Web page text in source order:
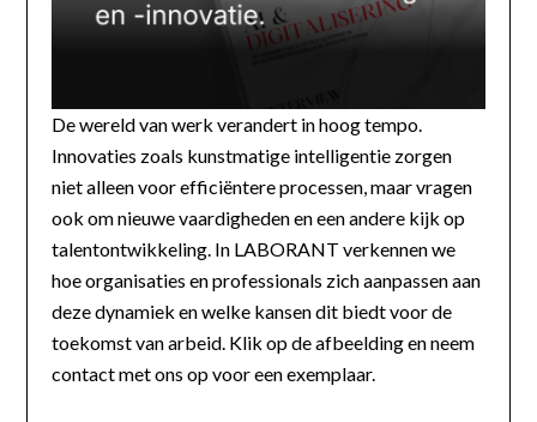
De wereld van werk verandert in hoog tempo.
Innovaties zoals kunstmatige intelligentie zorgen
niet alleen voor efficiëntere processen, maar vragen
ook om nieuwe vaardigheden en een andere kijk op
talentontwikkeling. In LABORANT verkennen we
hoe organisaties en professionals zich aanpassen aan
deze dynamiek en welke kansen dit biedt voor de
toekomst van arbeid. Klik op de afbeelding en neem
contact met ons op voor een exemplaar.